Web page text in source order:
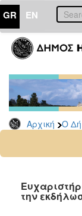
GR EN
Αρχική Ο
ΔΗΜΟΣ
Δελτία
Τύπου
Αρχείο
2026
2024
2022
την